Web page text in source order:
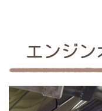
エンジン